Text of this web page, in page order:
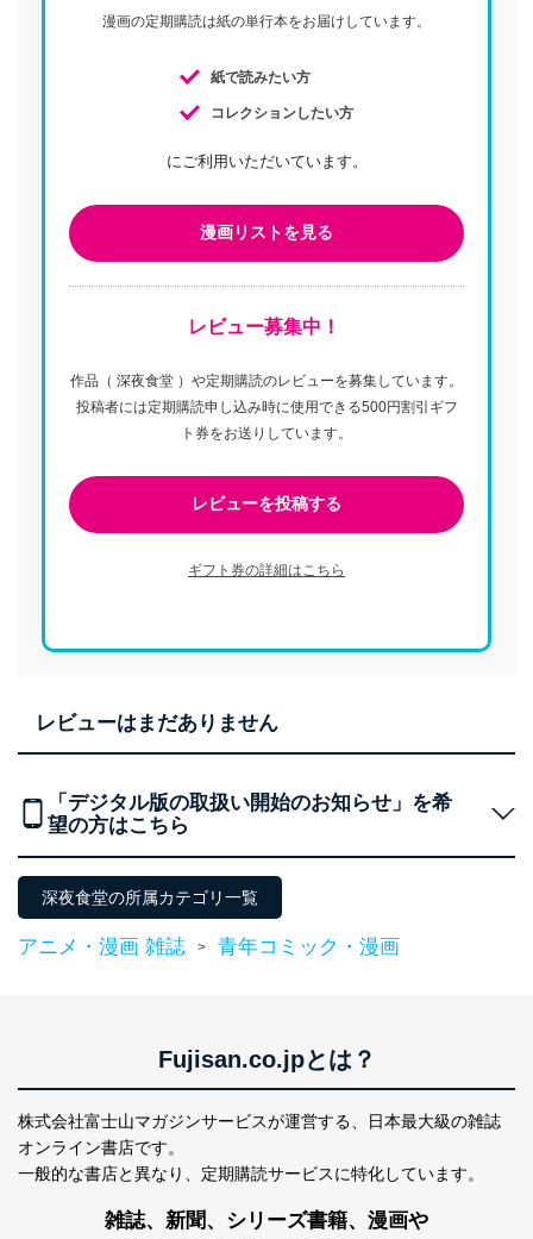
漫画の定期購読は紙の単行本をお届けしています。
紙で読みたい方
コレクションしたい方
にご利用いただいています。
漫画リストを見る
レビュー募集中！
作品（ 深夜食堂 ）や定期購読のレビューを募集しています。
投稿者には定期購読申し込み時に使用できる500円割引ギフ
ト券をお送りしています。
レビューを投稿する
ギフト券の詳細はこちら
レビューはまだありません
「デジタル版の取扱い開始のお知らせ」を希
望の方はこちら
深夜食堂の所属カテゴリ一覧
アニメ・漫画 雑誌 > 青年コミック・漫画
Fujisan.co.jpとは？
株式会社富士山マガジンサービスが運営する、
日本最大級の雑誌
オンライン書店です。
一般的な書店と異なり、 定期購読サービスに特化しています。
雑誌、新聞、シリーズ書籍、漫画や